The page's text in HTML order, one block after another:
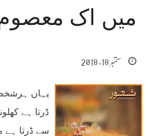
میں اک
ستمبر 18, 2018
یہاں
ڈرتا ہے
سے ڈرتا ہے​